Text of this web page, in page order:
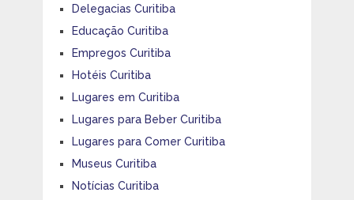
Delegacias Curitiba
Educação Curitiba
Empregos Curitiba
Hotéis Curitiba
Lugares em Curitiba
Lugares para Beber Curitiba
Lugares para Comer Curitiba
Museus Curitiba
Notícias Curitiba